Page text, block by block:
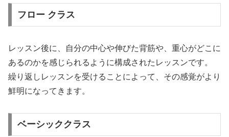
フロー クラス
レッスン後に、自分の中心や伸びた背筋や、重心がどこに
あるのかを感じられるように構成されたレッスンです。
繰り返しレッスンを受けることによって、その感覚がより
鮮明になってきます。
ベーシッククラス